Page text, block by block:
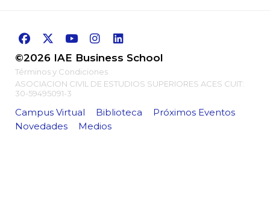
©2026 IAE Business School
Términos y Condiciones
ASOCIACION CIVIL DE ESTUDIOS SUPERIORES ACES CUIT:
30-59495091-3
Campus Virtual Biblioteca
Próximos Eventos
Novedades
Medios